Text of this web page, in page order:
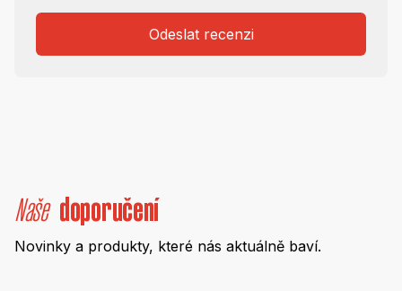
Odeslat recenzi
Naše doporučení
Novinky a produkty, které nás aktuálně baví.